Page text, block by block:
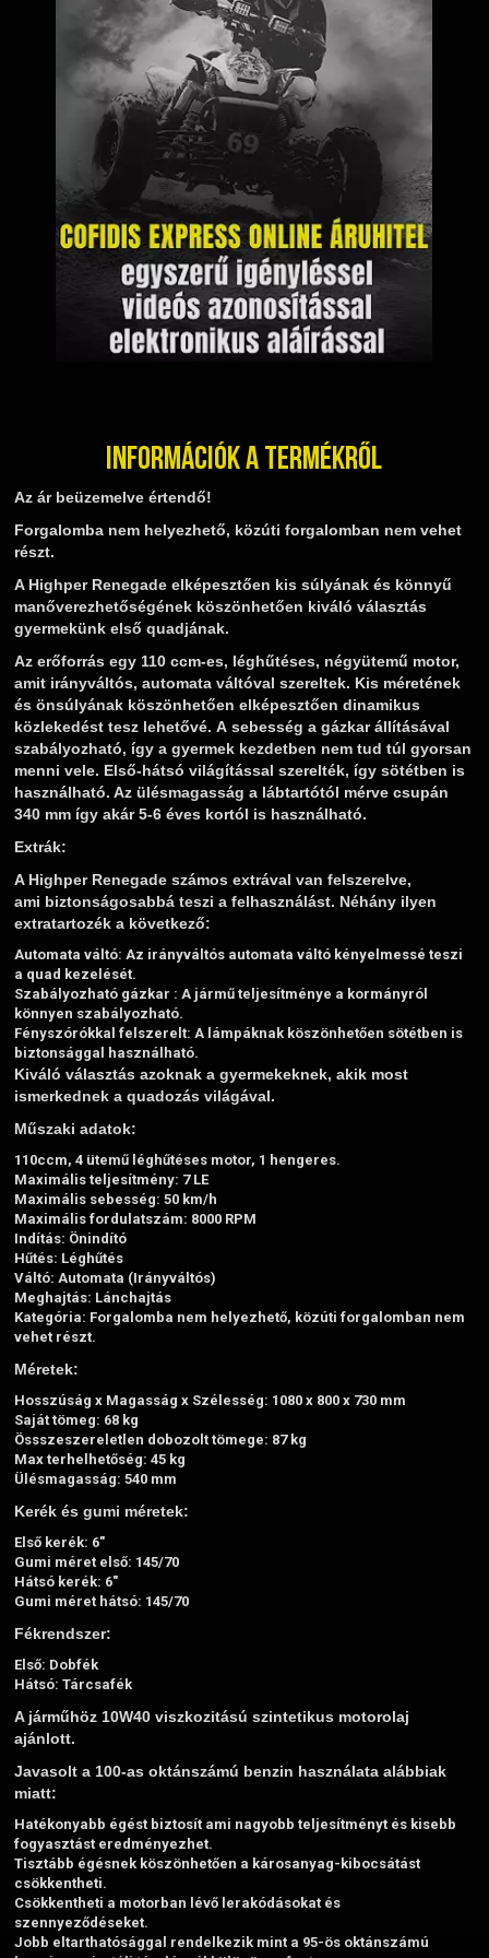
Információk a termékről
Az ár beüzemelve értendő!
Forgalomba nem helyezhető, közúti forgalomban nem vehet
részt.
A Highper Renegade elképesztően kis súlyának és könnyű
manőverezhetőségének köszönhetően kiváló választás
gyermekünk első quadjának.
Az erőforrás egy 110 ccm-es, léghűtéses, négyütemű motor,
amit irányváltós, automata váltóval szereltek. Kis méretének
és önsúlyának köszönhetően elképesztően dinamikus
közlekedést tesz lehetővé. A sebesség a gázkar állításával
szabályozható, így a gyermek kezdetben nem tud túl gyorsan
menni vele. Első-hátsó világítással szerelték, így sötétben is
használható. Az ülésmagasság a lábtartótól mérve csupán
340 mm így akár 5-6 éves kortól is használható.
Extrák:
A Highper Renegade számos extrával van felszerelve,
ami biztonságosabbá teszi a felhasználást. Néhány ilyen
extratartozék a következő:
Automata váltó: Az irányváltós automata váltó kényelmessé teszi
a quad kezelését.
Szabályozható gázkar : A jármű teljesítménye a kormányról
könnyen szabályozható.
Fényszórókkal felszerelt: A lámpáknak köszönhetően sötétben is
biztonsággal használható.
Kiváló választás azoknak a gyermekeknek, akik most
ismerkednek a quadozás világával.
Műszaki adatok:
110ccm, 4 ütemű léghűtéses motor, 1 hengeres.
Maximális teljesítmény: 7 LE
Maximális sebesség: 50 km/h
Maximális fordulatszám: 8000 RPM
Indítás: Önindító
Hűtés: Léghűtés
Váltó: Automata (Irányváltós)
Meghajtás: Lánchajtás
Kategória: Forgalomba nem helyezhető, közúti forgalomban nem
vehet részt.
Méretek:
Hosszúság x Magasság x Szélesség: 1080 x 800 x 730 mm
Saját tömeg: 68 kg
Össszeszereletlen dobozolt tömege: 87 kg
Max terhelhetőség: 45 kg
Ülésmagasság: 540 mm
Kerék és gumi méretek:
Első kerék: 6"
Gumi méret első: 145/70
Hátsó kerék: 6"
Gumi méret hátsó: 145/70
Fékrendszer:
Első: Dobfék
Hátsó: Tárcsafék
A járműhöz 10W40 viszkozitású szintetikus motorolaj
ajánlott.
Javasolt a 100-as oktánszámú benzin használata alábbiak
miatt:
Hatékonyabb égést biztosít ami nagyobb teljesítményt és kisebb
fogyasztást eredményezhet.
Tisztább égésnek köszönhetően a károsanyag-kibocsátást
csökkentheti.
Csökkentheti a motorban lévő lerakódásokat és
szennyeződéseket.
Jobb eltarthatósággal rendelkezik mint a 95-ös oktánszámú